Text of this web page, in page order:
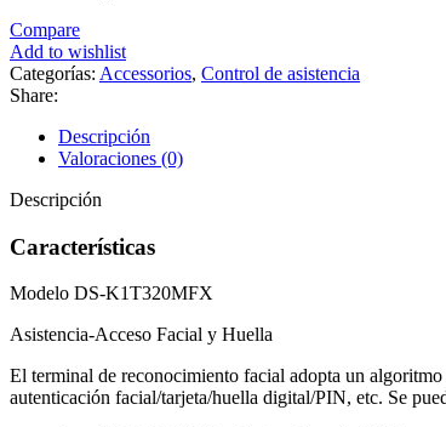
Compare
Add to wishlist
Categorías: Accessorios, Control de asistencia
Share:
Descripción
Valoraciones (0)
Descripción
Características
Modelo DS-K1T320MFX
Asistencia-Acceso Facial y Huella
El terminal de reconocimiento facial adopta un
autenticación facial/tarjeta/huella digital/PIN, etc. Se